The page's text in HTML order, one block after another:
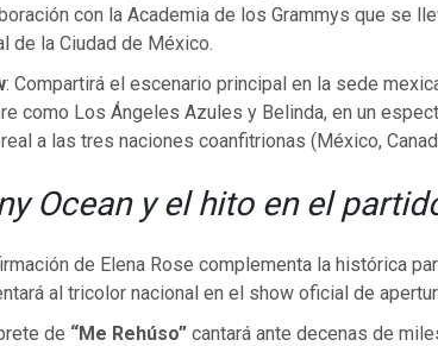
con la Academia de los Grammys que se
de la Ciudad de México.
: Compartirá el escenario principal en la sede
como Los Ángeles Azules y Belinda, en un
a las tres naciones coanfitrionas (México,
Ocean y el hito en el
de Elena Rose complementa la histórica
al tricolor nacional en el show oficial de
de “Me Rehúso”cantará ante decenas de